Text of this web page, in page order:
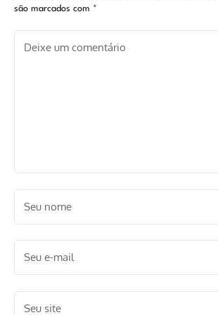
são marcados com *